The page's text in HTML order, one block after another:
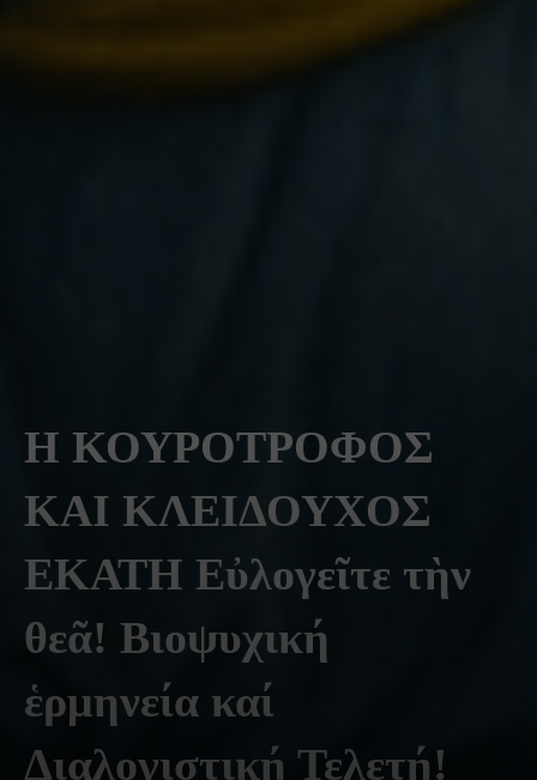
Η ΚΟΥΡΟΤΡΟΦΟΣ
ΚΑΙ ΚΛΕΙΔΟΥΧΟΣ
ΕΚΑΤΗ Εὐλογεῖτε τὴν
θεᾶ! Βιοψυχική
ἑρμηνεία καί
Διαλογιστική Τελετή!